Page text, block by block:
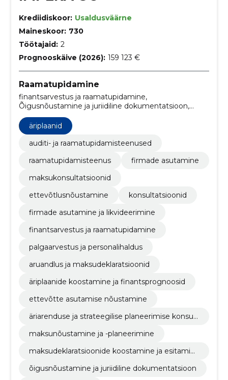
Krediidiskoor: Usaldusväärne
Maineskoor: 730
Töötajaid: 2
Prognooskäive (2026): 159 123 €
Raamatupidamine
finantsarvestus ja raamatupidamine,
Õigusnõustamine ja juriidiline dokumentatsioon,
maksudeklaratsioonide koostamine ja esitamine,
maksunõustamine ja -planeerimine, Äriarenduse ja
strateegilise planeerimise konsultatsioonid, ettevõtte
asutamise nõustamine, Äriplaanide koostamine ja
palgaarvestus ja personalihaldus, firmade asutamine
äriplaanid
auditi- ja raamatupidamisteenused
raamatupidamisteenus
firmade asutamine
maksukonsultatsioonid
ettevõtlusnõustamine
konsultatsioonid
firmade asutamine ja likvideerimine
finantsarvestus ja raamatupidamine
palgaarvestus ja personalihaldus
aruandlus ja maksudeklaratsioonid
äriplaanide koostamine ja finantsprognoosid
ettevõtte asutamise nõustamine
äriarenduse ja strateegilise planeerimise konsult
maksunõustamine ja -planeerimine
maksudeklaratsioonide koostamine ja esitamin
õigusnõustamine ja juriidiline dokumentatsioon